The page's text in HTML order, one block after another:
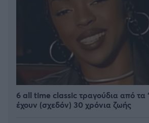
6 all time classic τραγούδια από τα
έχουν (σχεδόν) 30 χρόνια ζωής